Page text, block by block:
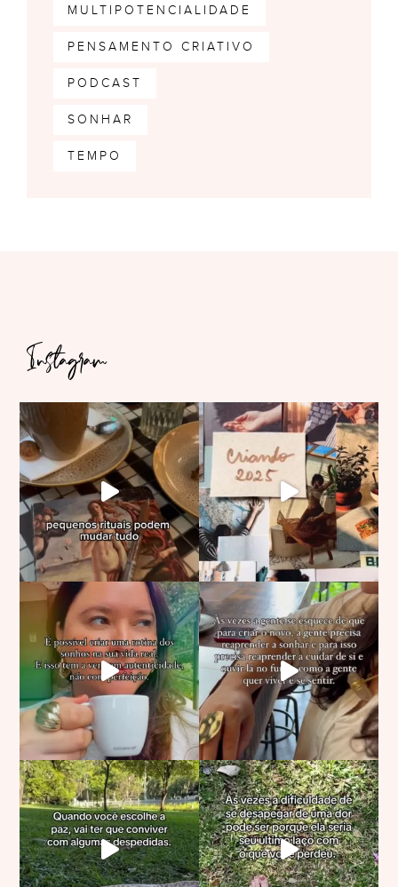
MULTIPOTENCIALIDADE
PENSAMENTO CRIATIVO
PODCAST
SONHAR
TEMPO
Instagram